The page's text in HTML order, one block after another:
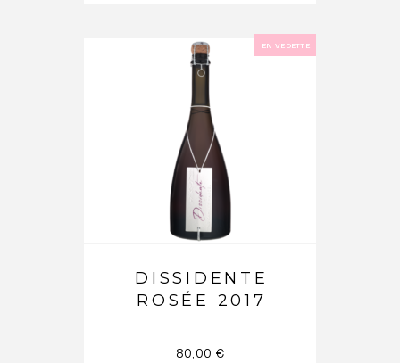
EN VEDETTE
DISSIDENTE
ROSÉE 2017
80,00 €